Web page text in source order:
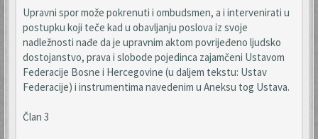
Upravni spor može pokrenuti i ombudsmen, a i intervenirati u
postupku koji teče kad u obavljanju poslova iz svoje
nadležnosti nađe da je upravnim aktom povrijeđeno ljudsko
dostojanstvo, prava i slobode pojedinca zajamčeni Ustavom
Federacije Bosne i Hercegovine (u daljem tekstu: Ustav
Federacije) i instrumentima navedenim u Aneksu tog Ustava.
Član 3